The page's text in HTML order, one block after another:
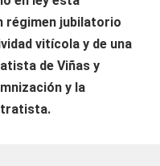
régimen jubilatorio
vitícola y de una
de Viñas y
y la